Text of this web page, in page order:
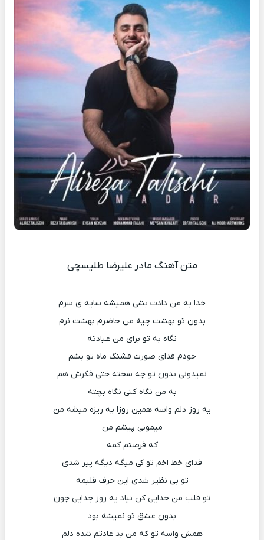
متن آهنگ مادر علیرضا طلیسچی
خدا به من دادت بشی همیشه سایه ی سرم
بدون تو بهشت چیه من حاضرم بهشت نرم
نگاه به تو برای من عبادته
خودم فدای صورت قشنگ ماه تو بشم
نمیدونی بدون تو چه سخته حتی فکرش هم
به من نگاه کنی نگاه بچته
یه روز دلم واسه همین روزا یه ریزه میشه من
میمونی پیشم من
که فرصتم کمه
فدای خط اخم تو کی میگه دیگه پیر شدی
تو بی نظیر شدی این حرف قلبمه
تو قلب من خدایی کن نیاد یه روز جدایی چون
بدون عشق تو نمیشه بود
همش واسه تو که من بد عادتم شده دلم